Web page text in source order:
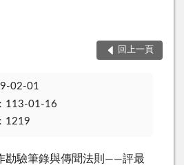
回上一頁
02-01
113-01-16
1219
勘驗筆錄與傳聞法則——評最